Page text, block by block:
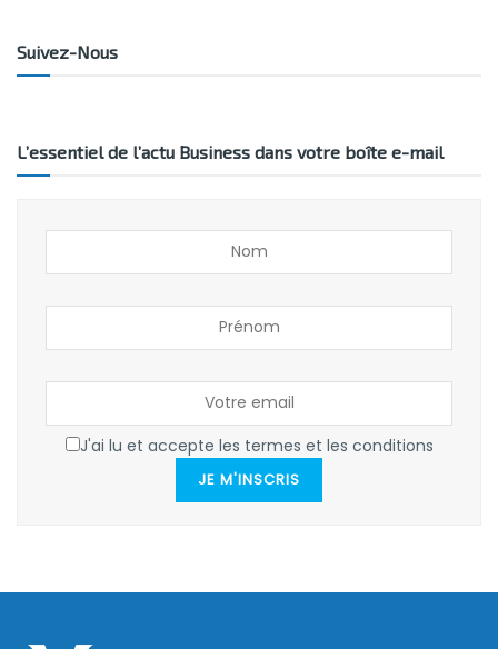
Suivez-Nous
L’essentiel de l’actu Business dans votre boîte e-mail
J'ai lu et accepte les termes et les conditions
JE M'INSCRIS